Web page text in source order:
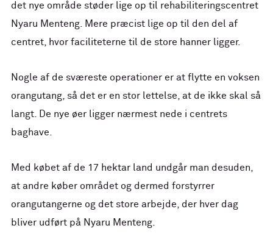
det nye område støder lige op til rehabiliteringscentret
Nyaru Menteng. Mere præcist lige op til den del af
centret, hvor faciliteterne til de store hanner ligger.
Nogle af de sværeste operationer er at flytte en voksen
orangutang, så det er en stor lettelse, at de ikke skal så
langt. De nye øer ligger nærmest nede i centrets
baghave.
Med købet af de 17 hektar land undgår man desuden,
at andre køber området og dermed forstyrrer
orangutangerne og det store arbejde, der hver dag
bliver udført på Nyaru Menteng.